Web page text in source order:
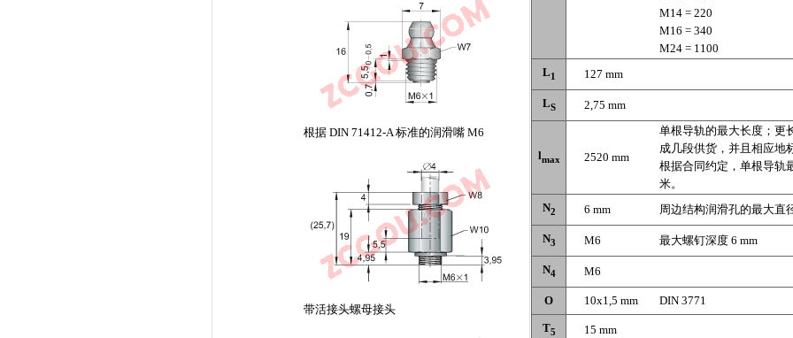
根据 DIN 71412-A 标准的润滑嘴 M6
带活接头螺母接头
M14 = 220
M16 = 340
M24 = 1100
L1 127 mm
LS 2,75 mm
lmax 2520 mm
单根导轨的最大长度；更
成几段供货，并且相应地
根据合同约定，单根导轨
米。
N2 6 mm 周边结构润滑孔的最大直
N3 M6 最大螺钉深度 6 mm
N4 M6
O 10x1,5 mm DIN 3771
T5 15 mm